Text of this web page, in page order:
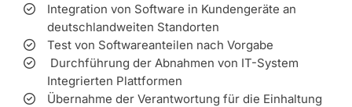
Integration von Software in Kundengeräte an
deutschlandweiten Standorten
Test von Softwareanteilen nach Vorgabe
Durchführung der Abnahmen von IT-System
Integrierten Plattformen
Übernahme der Verantwortung für die Einhaltung